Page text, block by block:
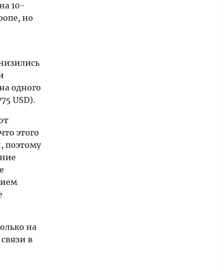
10-
но
одного
USD).
этого
поэтому
на
в